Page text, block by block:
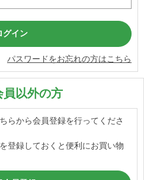
パスワードをお忘れの方はこちら
員以外の方
らから会員登録を行ってくださ
登録しておくと便利にお買い物